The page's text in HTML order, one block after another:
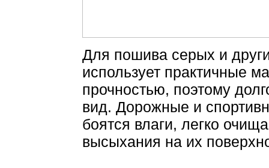
Для пошива серых и
использует практичные
прочностью, поэтому
вид. Дорожные и
боятся влаги, легко
высыхания на их